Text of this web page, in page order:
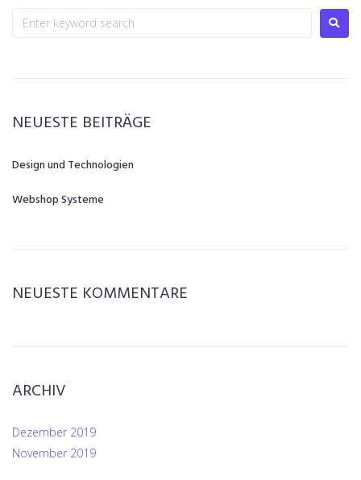
NEUESTE BEITRÄGE
Design und Technologien
Webshop Systeme
NEUESTE KOMMENTARE
ARCHIV
Dezember 2019
November 2019